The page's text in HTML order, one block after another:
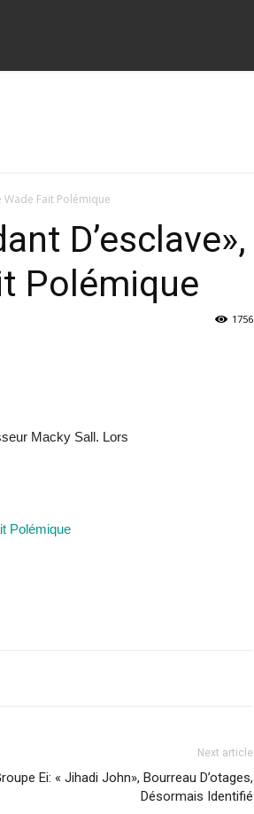
Wade Fait Polémique
D’esclave»,
Polémique
1756
Macky Sall. Lors
Polémique
Next article
Ei: « Jihadi John», Bourreau D’otages,
Désormais Identifié